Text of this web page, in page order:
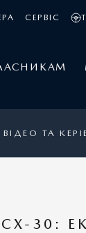
СЕРВІС
ВІДЕО ТА
30: